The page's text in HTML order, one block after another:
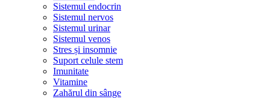
Sistemul endocrin
Sistemul nervos
Sistemul urinar
Sistemul venos
Stres și insomnie
Suport celule stem
Imunitate
Vitamine
Zahărul din sânge